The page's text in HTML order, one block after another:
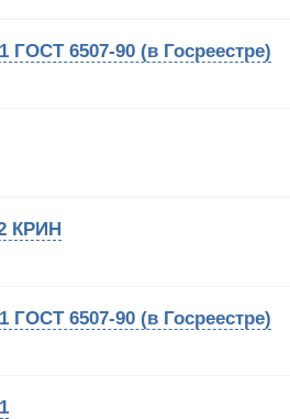
6507-90 (в Госреестре)
КРИН
6507-90 (в Госреестре)